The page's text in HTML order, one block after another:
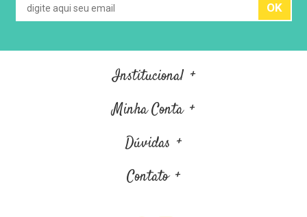
OK
Institucional
Minha Conta
Dúvidas
Contato